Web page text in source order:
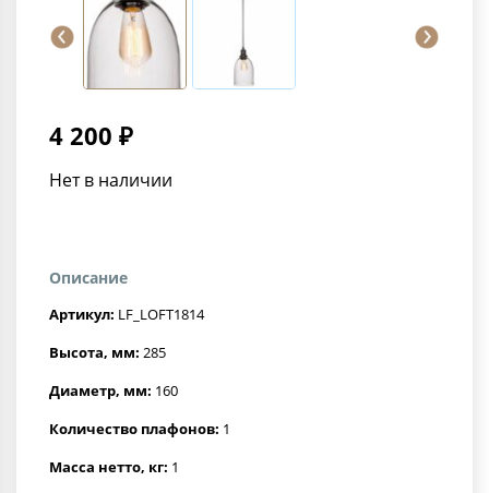
4 200 ₽
Нет в наличии
Описание
Артикул: LF_LOFT1814
Высота, мм: 285
Диаметр, мм: 160
Количество плафонов: 1
Масса нетто, кг: 1